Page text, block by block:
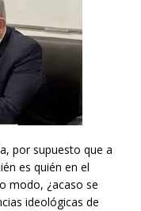
por supuesto que a
es quién en el
modo, ¿acaso se
ideológicas de